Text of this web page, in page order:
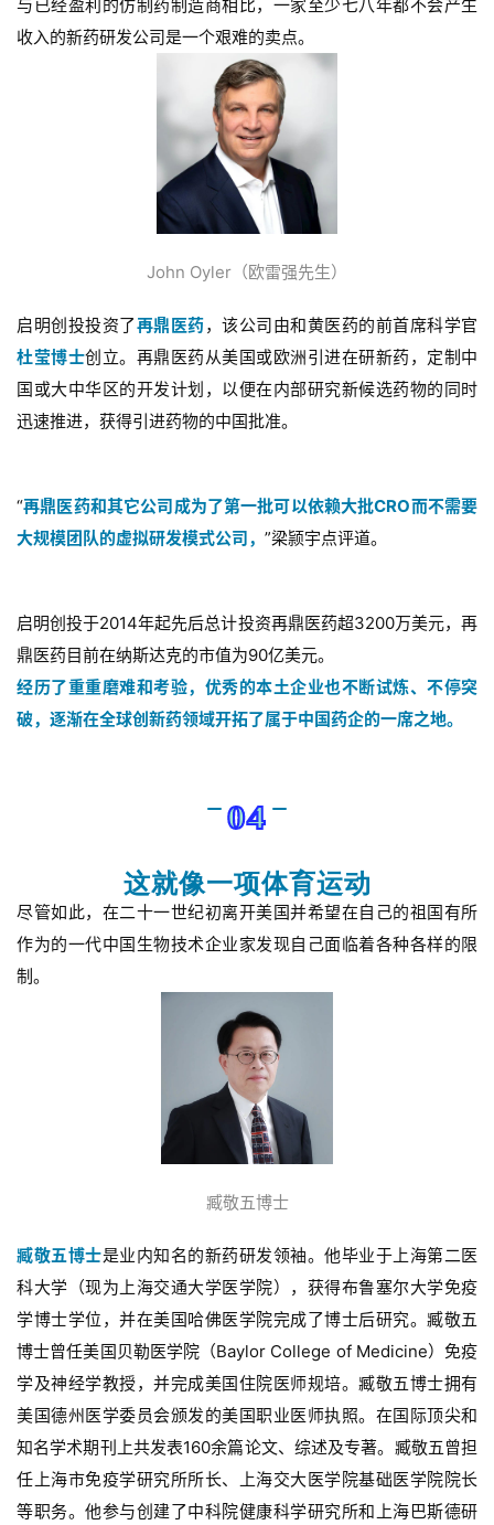
与已经盈利的仿制药制造商相比，一家至少七八年都不会产生
收入的新药研发公司是一个艰难的卖点。
John Oyler（欧雷强先生）
启明创投投资了再鼎医药，该公司由和黄医药的前首席科学官
杜莹博士创立。再鼎医药从美国或欧洲引进在研新药，定制中
国或大中华区的开发计划，以便在内部研究新候选药物的同时
迅速推进，获得引进药物的中国批准。
“再鼎医药和其它公司成为了第一批可以依赖大批CRO而不需要
大规模团队的虚拟研发模式公司， ”梁颕宇点评道。
启明创投于2014年起先后总计投资再鼎医药超3200万美元，再
鼎医药目前在纳斯达克的市值为90亿美元。
经历了重重磨难和考验，优秀的本土企业也不断试炼、不停突
破，逐渐在全球创新药领域开拓了属于中国药企的一席之地。
04
这就像一项体育运动
尽管如此，在二十一世纪初离开美国并希望在自己的祖国有所
作为的一代中国生物技术企业家发现自己面临着各种各样的限
制。
臧敬五博士
臧敬五博士是业内知名的新药研发领袖。他毕业于上海第二医
科大学（现为上海交通大学医学院），获得布鲁塞尔大学免疫
学博士学位，并在美国哈佛医学院完成了博士后研究。臧敬五
博士曾任美国贝勒医学院（Baylor College of Medicine）免疫
学及神经学教授，并完成美国住院医师规培。臧敬五博士拥有
美国德州医学委员会颁发的美国职业医师执照。在国际顶尖和
知名学术期刊上共发表160余篇论文、综述及专著。臧敬五曾担
任上海市免疫学研究所所长、上海交大医学院基础医学院院长
等职务。他参与创建了中科院健康科学研究所和上海巴斯德研